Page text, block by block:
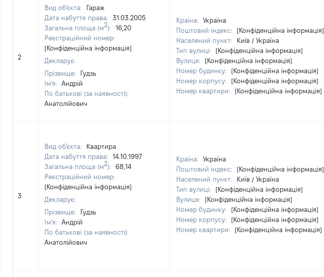
2
Вид об'єкта:
Гараж
Дата набуття права:
31.03.2005
Загальна площа (м2):
16,20
Реєстраційний номер:
[Конфіденційна інформація]
Декларує:
Прізвище:
Гудзь
Ім'я:
Андрій
По батькові (за наявності):
Анатолійович
Країна:
Україна
Поштовий індекс:
[Конфіденційна інформація]
Населений пункт:
Київ / Україна
Тип вулиці:
[Конфіденційна інформація]
Вулиця:
[Конфіденційна інформація]
Номер будинку:
[Конфіденційна інформація]
Номер корпусу:
[Конфіденційна інформація]
Номер квартири:
[Конфіденційна інформація]
3
Вид об'єкта:
Квартира
Дата набуття права:
14.10.1997
Загальна площа (м2):
68,14
Реєстраційний номер:
[Конфіденційна інформація]
Декларує:
Прізвище:
Гудзь
Ім'я:
Андрій
По батькові (за наявності):
Анатолійович
Країна:
Україна
Поштовий індекс:
[Конфіденційна інформація]
Населений пункт:
Київ / Україна
Тип вулиці:
[Конфіденційна інформація]
Вулиця:
[Конфіденційна інформація]
Номер будинку:
[Конфіденційна інформація]
Номер корпусу:
[Конфіденційна інформація]
Номер квартири:
[Конфіденційна інформація]